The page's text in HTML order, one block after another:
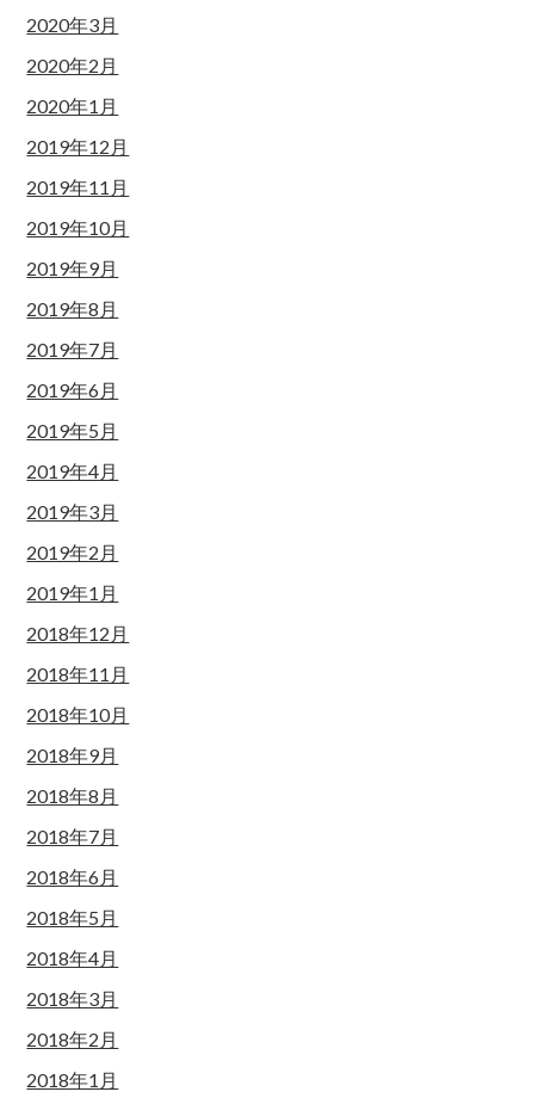
2020年3月
2020年2月
2020年1月
2019年12月
2019年11月
2019年10月
2019年9月
2019年8月
2019年7月
2019年6月
2019年5月
2019年4月
2019年3月
2019年2月
2019年1月
2018年12月
2018年11月
2018年10月
2018年9月
2018年8月
2018年7月
2018年6月
2018年5月
2018年4月
2018年3月
2018年2月
2018年1月